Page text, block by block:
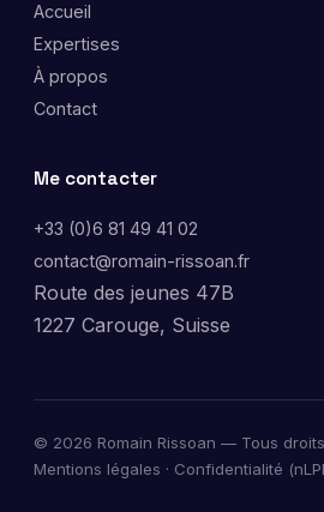
Accueil
Expertises
À propos
Contact
Me contacter
+33 (0)6 81 49 41 02
contact@romain-rissoan.fr
Route des jeunes 47B
1227 Carouge, Suisse
© 2026 Romain Rissoan — Tous
Mentions légales · Confidentialité